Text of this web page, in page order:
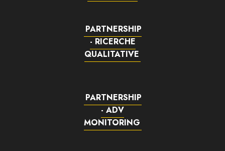
PARTNERSHIP
- RICERCHE
QUALITATIVE
PARTNERSHIP
- ADV
MONITORING